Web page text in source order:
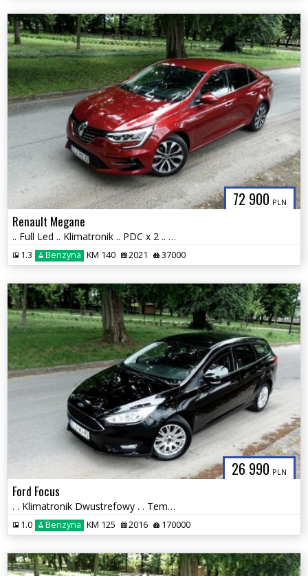
72 900 PLN
Renault Megane
.. Full Led .. Klimatronik .. PDC x 2 .. Grzana Kierownica i Fotele ..
1.3 Benzyna KM 140 2021 37000
26 990 PLN
Ford Focus
. . Klimatronik Dwustrefowy . . Tempomat . . Aluminiowe Felgi . .
1.0 Benzyna KM 125 2016 170000